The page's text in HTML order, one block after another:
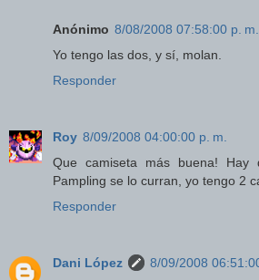
Anónimo 8/08/2008 07:58:00 p. m.
Yo tengo las dos, y sí, molan.
Responder
Roy 8/09/2008 04:00:00 p. m.
Que camiseta más buena! Hay
Pampling se lo curran, yo tengo 2
Responder
Dani López
8/09/2008